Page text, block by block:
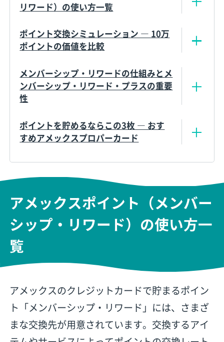
リワード）の使い方一覧
ポイント交換シミュレーション ― 10万
ポイントの価値を比較
メンバーシップ・リワードの仕組みとメ
ンバーシップ・リワード・プラスの重要
性
ポイントを貯めるならこの3枚 ― おす
すめアメックスプロパーカード
アメックスポイント（メンバー
シップ・リワード）の使い方一
覧
アメックスのクレジットカードで貯まるポイン
ト「メンバーシップ・リワード」には、さまざ
まな交換先が用意されています。交換するアイ